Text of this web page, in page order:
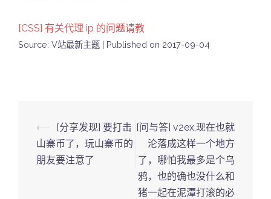
[CSS] 有关代理 ip 的问题请教
Source: V站最新主题 Published on 2017-09-04
Post
navigation
⟵
[分享发现] 要打击
山寨币了，玩山寨币的
朋友要注意了
[问与答] v2ex,现在也就
沦落成这样一个地方
了，哪怕我最多是个乌
鸦，也的确也没什么和
猪一起在泥潭打滚的必